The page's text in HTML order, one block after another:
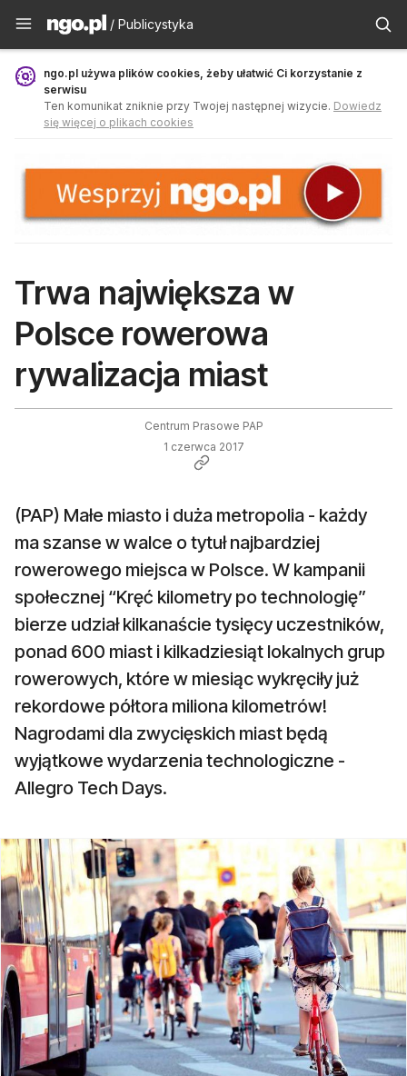
Publicystyka - ngo.pl
/ Publicystyka
ngo.pl używa plików cookies, żeby ułatwić Ci korzystanie z
serwisu
Ten komunikat zniknie przy Twojej następnej wizycie. Dowiedz
się więcej o plikach cookies
Trwa największa w
Polsce rowerowa
rywalizacja miast
Centrum Prasowe PAP
1 czerwca 2017
(PAP) Małe miasto i duża metropolia - każdy
ma szanse w walce o tytuł najbardziej
rowerowego miejsca w Polsce. W kampanii
społecznej “Kręć kilometry po technologię”
bierze udział kilkanaście tysięcy uczestników,
ponad 600 miast i kilkadziesiąt lokalnych grup
rowerowych, które w miesiąc wykręciły już
rekordowe półtora miliona kilometrów!
Nagrodami dla zwycięskich miast będą
wyjątkowe wydarzenia technologiczne -
Allegro Tech Days.